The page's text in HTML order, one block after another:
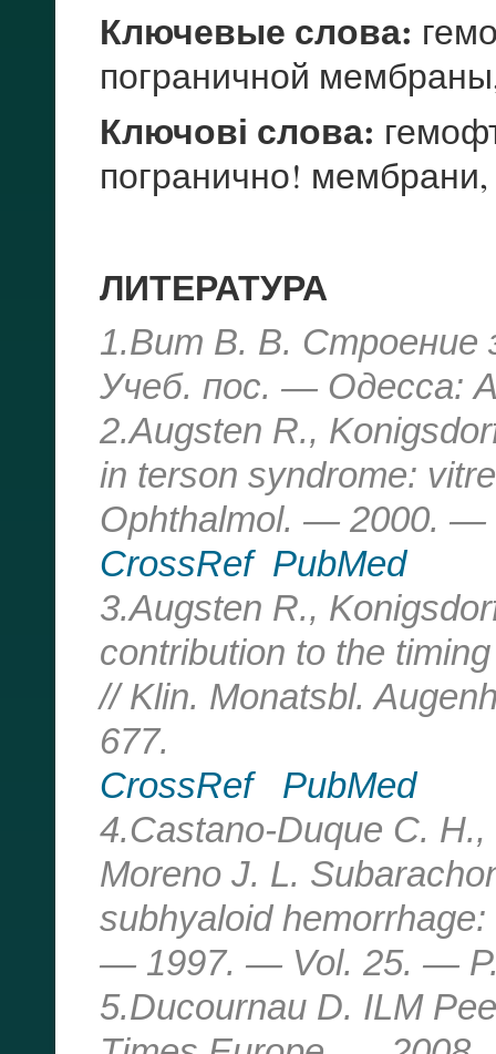
Ключевые слова:
пограничной
Ключові слова:
погранично!
ЛИТЕРАТУРА
1.Вит В. В. Строение
Учеб. пос. — Одесса:
2.Augsten R.,
in terson syndrome:
Ophthalmol. — 2000. —
CrossRef PubMed
3.Augsten R.,
contribution to the
// Klin. Monatsbl.
677.
CrossRef
PubMed
4.Castano-Duque C.
Moreno J. L.
subhyaloid
— 1997. — Vol. 25. — P.
5.Ducournau D. ILM